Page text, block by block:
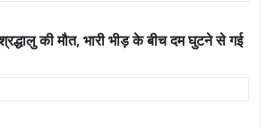
की मौत, भारी भीड़ के बीच दम घुटने से गई